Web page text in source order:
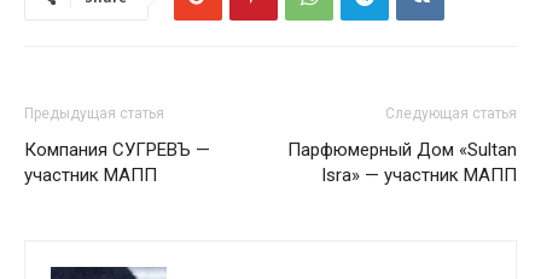
Предыдущая статья
Компания СУГРЕВЪ —
участник МАПП
Следующая статья
Парфюмерный Дом «Sultan
Isra» — участник МАПП